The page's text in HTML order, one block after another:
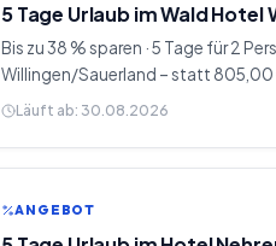
5 Tage Urlaub im Wald
Bis zu 38 % sparen · 5 Tage für 2
Willingen/Sauerland – statt 805,00
Läuft ab: 30.08.2026
ANGEBOT